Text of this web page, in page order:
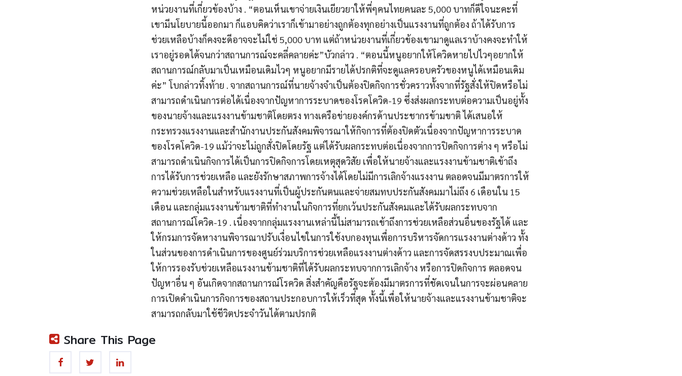
หน่วยงานที่เกี่ยวข้องบ้าง . “ตอนเห็นเขาจ่ายเงินเยียวยาให้พี่ๆคนไทยคนละ 5,000 บาทก็ดีใจนะคะที่
เขามีนโยบายนี้ออกมา ก็แอบคิดว่าเราก็เข้ามาอย่างถูกต้องทุกอย่างเป็นแรงงานที่ถูกต้อง ถ้าได้รับการ
ช่วยเหลือบ้างก็คงจะดีอาจจะไม่ใช่ 5,000 บาท แต่ถ้าหน่วยงานที่เกี่ยวข้องเขามาดูแลเราบ้างคงจะทำให้
เราอยู่รอดได้จนกว่าสถานการณ์จะคลี่คลายค่ะ”บัวกล่าว . “ตอนนี้หนูอยากให้โควิดหายไปไวๆอยากให้
สถานการณ์กลับมาเป็นเหมือนเดิมไวๆ หนูอยากมีรายได้ปรกติที่จะดูแลครอบครัวของหนูได้เหมือนเดิม
ค่ะ” โบกล่าวทิ้งท้าย . จากสถานการณ์ที่นายจ้างจำเป็นต้องปิดกิจการชั่วคราวทั้งจากที่รัฐสั่งให้ปิดหรือไม่
สามารถดำเนินการต่อได้เนื่องจากปัญหาการระบาดของโรคโควิด-19 ซึ่งส่งผลกระทบต่อความเป็นอยู่ทั้ง
ของนายจ้างและแรงงานข้ามชาติโดยตรง ทางเครือข่ายองค์กรด้านประชากรข้ามขาติ ได้เสนอให้
กระทรวงแรงงานและสำนักงานประกันสังคมพิจารณาให้กิจการที่ต้องปิดตัวเนื่องจากปัญหาการระบาด
ของโรคโควิด-19 แม้ว่าจะไม่ถูกสั่งปิดโดยรัฐ แต่ได้รับผลกระทบต่อเนื่องจากการปิดกิจการต่าง ๆ หรือไม่
สามารถดำเนินกิจการได้เป็นการปิดกิจการโดยเหตุสุดวิสัย เพื่อให้นายจ้างและแรงงานข้ามชาติเข้าถึง
การได้รับการช่วยเหลือ และยังรักษาสภาพการจ้างได้โดยไม่มีการเลิกจ้างแรงงาน ตลอดจนมีมาตรการให้
ความช่วยเหลือในสำหรับแรงงานที่เป็นผู้ประกันตนและจ่ายสมทบประกันสังคมมาไม่ถึง 6 เดือนใน 15
เดือน และกลุ่มแรงงานข้ามชาติที่ทำงานในกิจการที่ยกเว้นประกันสังคมและได้รับผลกระทบจาก
สถานการณ์โควิด-19 . เนื่องจากกลุ่มแรงงานเหล่านี้ไม่สามารถเข้าถึงการช่วยเหลือส่วนอื่นของรัฐได้ และ
ให้กรมการจัดหางานพิจารณาปรับเงื่อนไขในการใช้งบกองทุนเพื่อการบริหารจัดการแรงงานต่างด้าว ทั้ง
ในส่วนของการดำเนินการของศูนย์ร่วมบริการช่วยเหลือแรงงานต่างด้าว และการจัดสรรงบประมาณเพื่อ
ให้การรองรับช่วยเหลือแรงงานข้ามชาติที่ได้รับผลกระทบจากการเลิกจ้าง หรือการปิดกิจการ ตลอดจน
ปัญหาอื่น ๆ อันเกิดจากสถานการณ์โรควิด สิ่งสำคัญคือรัฐจะต้องมีมาตรการที่ชัดเจนในการจะผ่อนคลาย
การเปิดดำเนินการกิจการของสถานประกอบการให้เร็วที่สุด ทั้งนี้เพื่อให้นายจ้างและแรงงานข้ามชาติจะ
สามารถกลับมาใช้ชีวิตประจำวันได้ตามปรกติ
Share This Page